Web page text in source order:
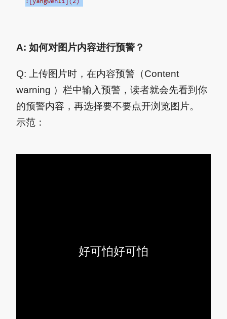
A: 如何对图片内容进行预警？
Q: 上传图片时，在内容预警（Content
warning ）栏中输入预警，读者就会先看到你
的预警内容，再选择要不要点开浏览图片。
示范：
好可怕好可怕